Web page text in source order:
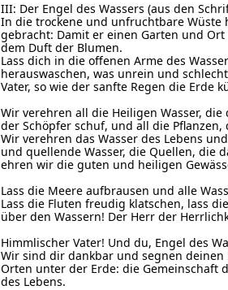
III: Der Engel des Wassers (aus den
In die trockene und unfruchtbare Wüste
gebracht: Damit er einen Garten und
dem Duft der Blumen.
Lass dich in die offenen Arme des
herauswaschen, was unrein und
Vater, so wie der sanfte Regen die Erde
Wir verehren all die Heiligen Wasser,
der Schöpfer schuf, und all die
Wir verehren das Wasser des Lebens
und quellende Wasser, die Quellen, die
ehren wir die guten und heiligen
Lass die Meere aufbrausen und alle
Lass die Fluten freudig klatschen, lass
über den Wassern! Der Herr der
Himmlischer Vater! Und du, Engel des
Wir sind dir dankbar und segnen
Orten unter der Erde: die Gemeinschaft
des Lebens.